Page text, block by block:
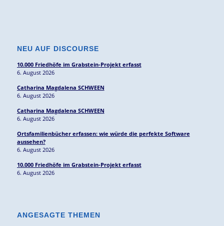
NEU AUF DISCOURSE
10.000 Friedhöfe im Grabstein-Projekt erfasst
6. August 2026
Catharina Magdalena SCHWEEN
6. August 2026
Catharina Magdalena SCHWEEN
6. August 2026
Ortsfamilienbücher erfassen: wie würde die perfekte Software
aussehen?
6. August 2026
10.000 Friedhöfe im Grabstein-Projekt erfasst
6. August 2026
ANGESAGTE THEMEN